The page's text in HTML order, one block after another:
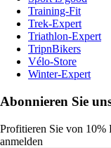
Training-Fit
Trek-Expert
Triathlon-Expert
TripnBikers
Vélo-Store
Winter-Expert
Abonnieren Sie
Profitieren Sie von 10%
anmelden